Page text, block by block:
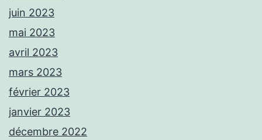
juin 2023
mai 2023
avril 2023
mars 2023
février 2023
janvier 2023
décembre 2022